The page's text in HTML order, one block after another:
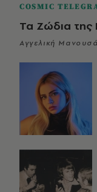
COSMIC
Τα Ζώδια της
Αγγελική